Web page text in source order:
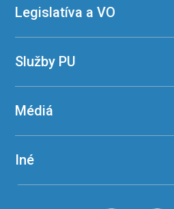
Legislatíva a VO
Služby PU
Médiá
Iné